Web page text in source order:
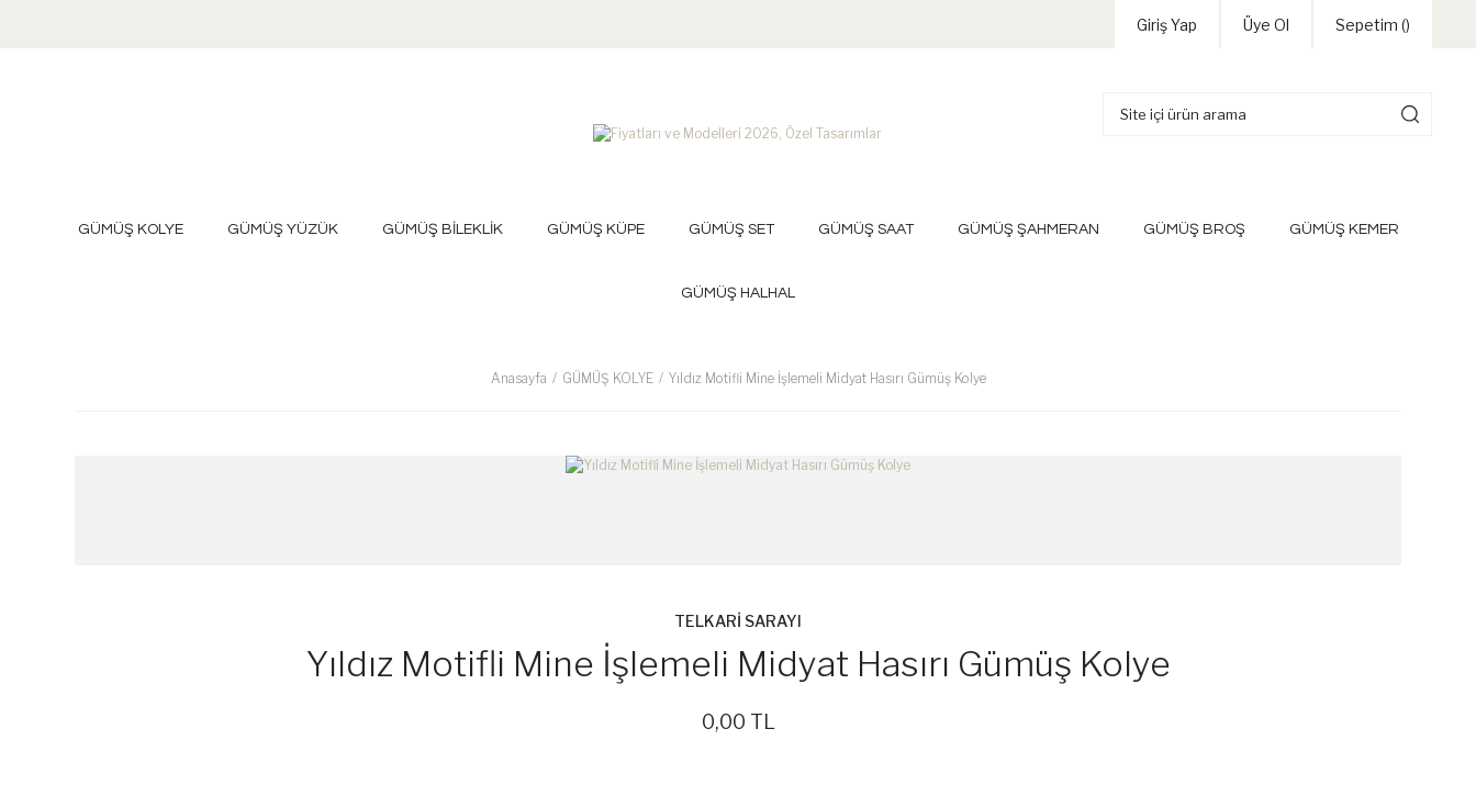
Giriş Yap Üye Ol Sepetim ()
GÜMÜŞ KOLYE GÜMÜŞ YÜZÜK GÜMÜŞ BİLEKLİK GÜMÜŞ KÜPE GÜMÜŞ SET GÜMÜŞ SAAT GÜMÜŞ ŞAHMERAN GÜMÜŞ BROŞ GÜMÜŞ KEMER
GÜMÜŞ HALHAL
Anasayfa GÜMÜŞ KOLYE Yıldız Motifli Mine İşlemeli Midyat Hasırı Gümüş Kolye
TELKARİ SARAYI
Yıldız Motifli Mine İşlemeli Midyat Hasırı Gümüş Kolye
0,00 TL